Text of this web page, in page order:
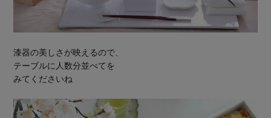
漆器の美しさが映えるので、
テーブルに人数分並べてを
みてくださいね